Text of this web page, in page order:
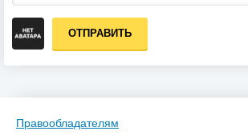
ОТПРАВИТЬ
Правообладателям